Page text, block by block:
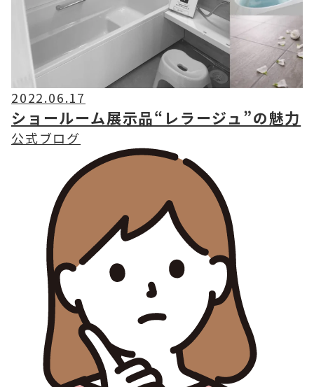
2022.06.17
ショールーム展示品“レラージュ”の魅力
公式ブログ